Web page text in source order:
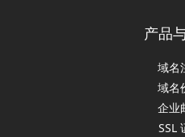
产品
域名
域名
企业
SSL